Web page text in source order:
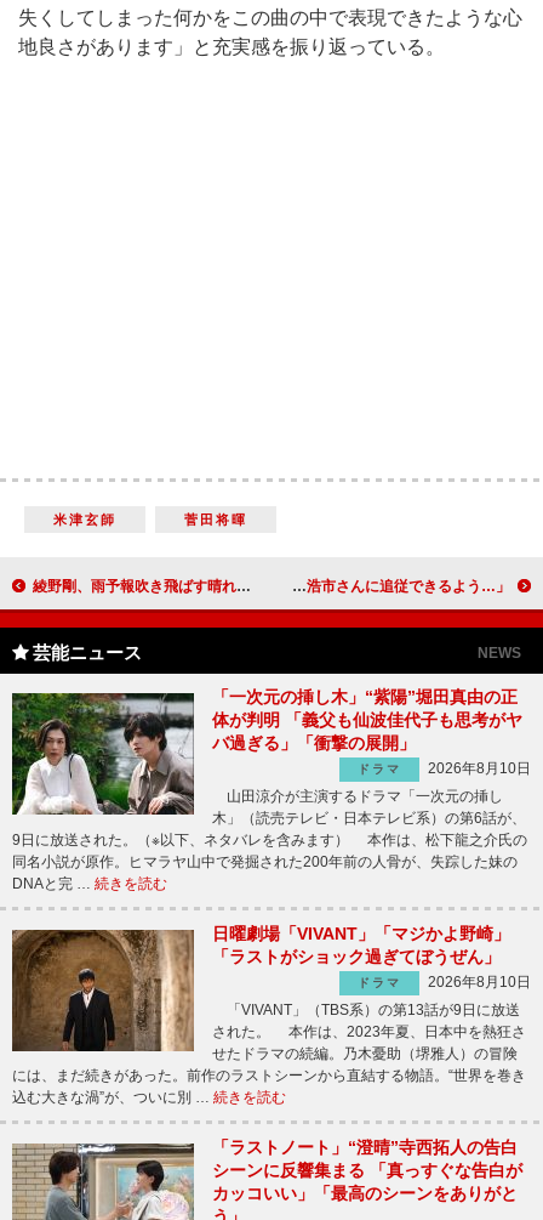
失くしてしまった何かをこの曲の中で表現できたような心
地良さがあります」と充実感を振り返っている。
米津玄師 菅田将暉
綾野剛、雨予報吹き飛ばす晴れ男ぶり発揮 “恋するシーン”への強いこだわり見せる 高橋克典、ゴルフで“スコア１００切り”達成 「佐藤浩市さんに追従できるよう…」
芸能ニュース NEWS
「一次元の挿し木」“紫陽”堀田真由の正
体が判明 「義父も仙波佳代子も思考がヤ
バ過ぎる」「衝撃の展開」
ドラマ
2026年8月10日
山田涼介が主演するドラマ「一次元の挿し
木」（読売テレビ・日本テレビ系）の第6話が、
9日に放送された。（※以下、ネタバレを含みます） 本作は、松下龍之介氏の
同名小説が原作。ヒマラヤ山中で発掘された200年前の人骨が、失踪した妹の
DNAと完 … 続きを読む
日曜劇場「VIVANT」「マジかよ野崎」
「ラストがショック過ぎてぼうぜん」
ドラマ
2026年8月10日
「VIVANT」（TBS系）の第13話が9日に放送
された。 本作は、2023年夏、日本中を熱狂さ
せたドラマの続編。乃木憂助（堺雅人）の冒険
には、まだ続きがあった。前作のラストシーンから直結する物語。“世界を巻き
込む大きな渦”が、ついに別 … 続きを読む
「ラストノート」“澄晴”寺西拓人の告白
シーンに反響集まる 「真っすぐな告白が
カッコいい」「最高のシーンをありがと
う」